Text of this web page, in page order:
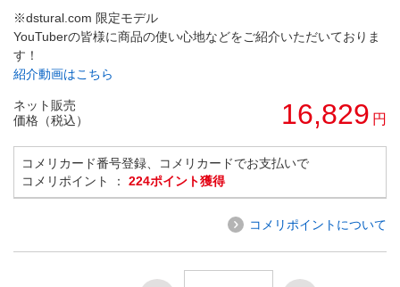
※dstural.com 限定モデル
YouTuberの皆様に商品の使い心地などをご紹介いただいておりま
す！
紹介動画はこちら
ネット販売
価格（税込）
16,829 円
コメリカード番号登録、コメリカードでお支払いで
コメリポイント ： 224ポイント獲得
コメリポイントについて